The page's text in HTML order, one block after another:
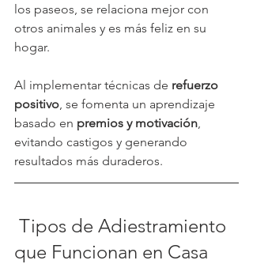
los paseos, se relaciona mejor con
otros animales y es más feliz en su
hogar.
Al implementar técnicas de refuerzo
positivo , se fomenta un aprendizaje
basado en premios y motivación
evitando castigos y generando
resultados más duraderos.
Tipos de Adiestramiento
que Funcionan en Casa